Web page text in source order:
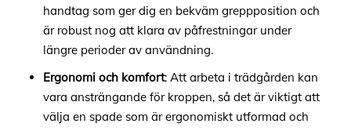
handtag som ger dig en bekväm greppposition och
är robust nog att klara av påfrestningar under
längre perioder av användning.
Ergonomi och komfort: Att arbeta i trädgården kan
vara ansträngande för kroppen, så det är viktigt att
välja en spade som är ergonomiskt utformad och